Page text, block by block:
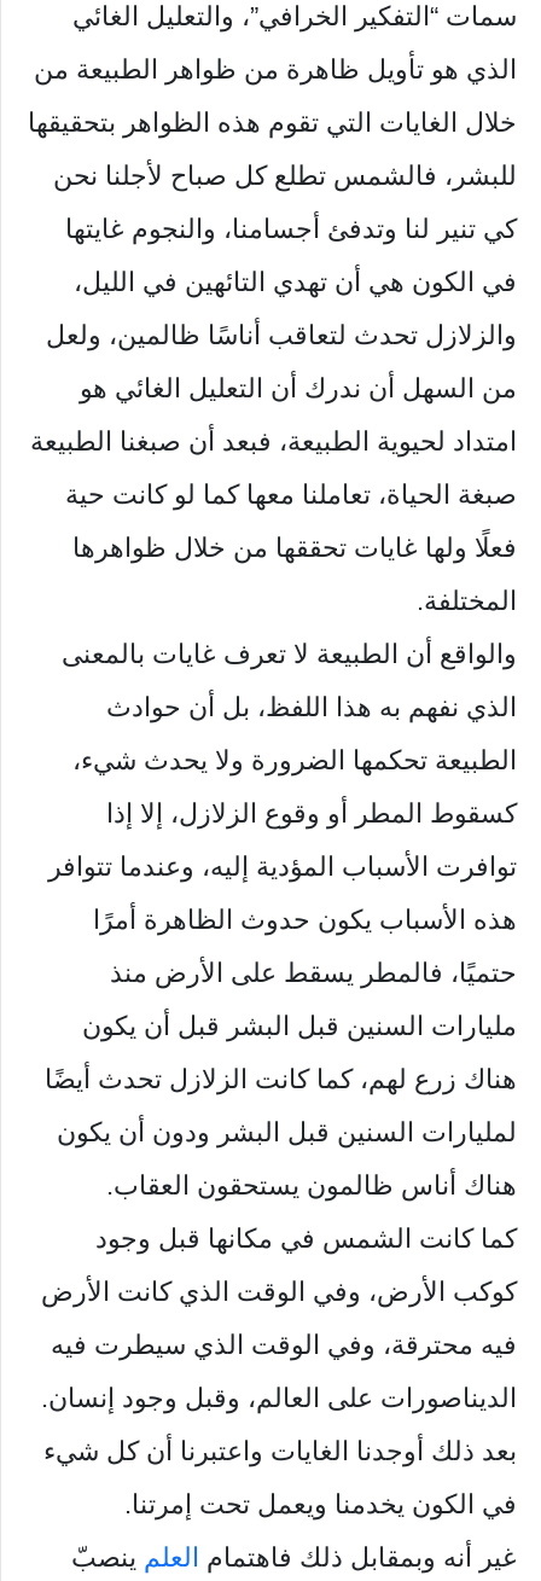
سمات “التفكير الخرافي”، والتعليل الغائي
الذي هو تأويل ظاهرة من ظواهر الطبيعة من
خلال الغايات التي تقوم هذه الظواهر بتحقيقها
للبشر، فالشمس تطلع كل صباح لأجلنا نحن
كي تنير لنا وتدفئ أجسامنا، والنجوم غايتها
في الكون هي أن تهدي التائهين في الليل،
والزلازل تحدث لتعاقب أناسًا ظالمين، ولعل
من السهل أن ندرك أن التعليل الغائي هو
امتداد لحيوية الطبيعة، فبعد أن صبغنا الطبيعة
صبغة الحياة، تعاملنا معها كما لو كانت حية
فعلًا ولها غايات تحققها من خلال ظواهرها
المختلفة.
والواقع أن الطبيعة لا تعرف غايات بالمعنى
الذي نفهم به هذا اللفظ، بل أن حوادث
الطبيعة تحكمها الضرورة ولا يحدث شيء،
كسقوط المطر أو وقوع الزلازل، إلا إذا
توافرت الأسباب المؤدية إليه، وعندما تتوافر
هذه الأسباب يكون حدوث الظاهرة أمرًا
حتميًا، فالمطر يسقط على الأرض منذ
مليارات السنين قبل البشر قبل أن يكون
هناك زرع لهم، كما كانت الزلازل تحدث أيضًا
لمليارات السنين قبل البشر ودون أن يكون
هناك أناس ظالمون يستحقون العقاب.
كما كانت الشمس في مكانها قبل وجود
كوكب الأرض، وفي الوقت الذي كانت الأرض
فيه محترقة، وفي الوقت الذي سيطرت فيه
الديناصورات على العالم، وقبل وجود إنسان.
بعد ذلك أوجدنا الغايات واعتبرنا أن كل شيء
في الكون يخدمنا ويعمل تحت إمرتنا.
غير أنه وبمقابل ذلك فاهتمام العلم ينصبّ